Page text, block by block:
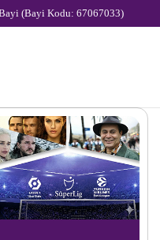
(Bayi Kodu: 67067033)